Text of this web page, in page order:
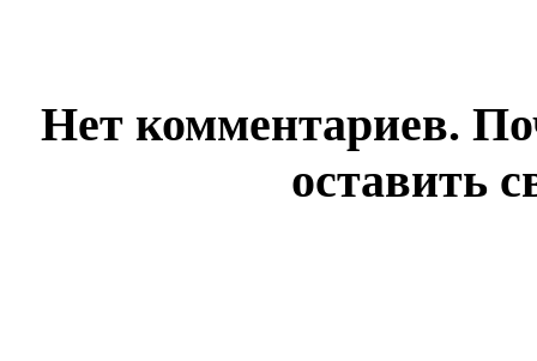
Нет комментариев.
оставить